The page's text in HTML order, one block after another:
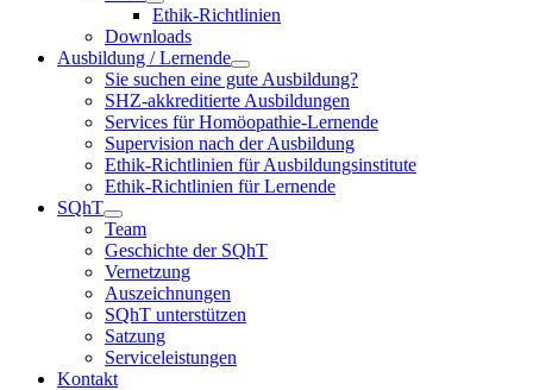
Ethik-Richtlinien
Downloads
Ausbildung / Lernende
Sie suchen eine gute Ausbildung?
SHZ-akkreditierte Ausbildungen
Services für Homöopathie-Lernende
Supervision nach der Ausbildung
Ethik-Richtlinien für Ausbildungsinstitute
Ethik-Richtlinien für Lernende
SQhT
Team
Geschichte der SQhT
Vernetzung
Auszeichnungen
SQhT unterstützen
Satzung
Serviceleistungen
Kontakt